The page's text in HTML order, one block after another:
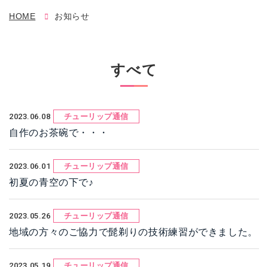
HOME お知らせ
すべて
2023.06.08 チューリップ通信
自作のお茶碗で・・・
2023.06.01 チューリップ通信
初夏の青空の下で♪
2023.05.26 チューリップ通信
地域の方々のご協力で髭剃りの技術練習ができました。